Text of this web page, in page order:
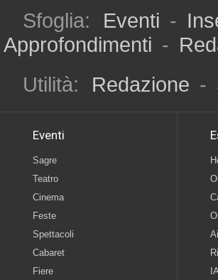
Sfoglia: Eventi -
Approfondimenti -
Utilità:
Redazione -
Eventi
Sagre
Teatro
Cinema
Feste
Spettacoli
Cabaret
Fiere